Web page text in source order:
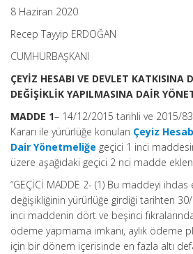
8 Haziran 2020
Recep Tayyip ERDOĞAN
CUMHURBAŞKANI
ÇEYİZ HESABI VE DEVLET KATKISINA
DEĞİŞİKLİK YAPILMASINA DAİR
MADDE 1– 14/12/2015 tarihli ve 2015/
Kararı ile yürürlüğe konulan Çeyiz
Dair Yönetmeliğe geçici 1 inci
üzere aşağıdaki geçici 2 nci madde
“GEÇİCİ MADDE 2- (1) Bu maddeyi
değişikliğinin yürürlüğe girdiği tarihten
inci maddenin dört ve beşinci
ödeme yapmama imkanı, aylık ödeme
için bir dönem içerisinde en fazla altı